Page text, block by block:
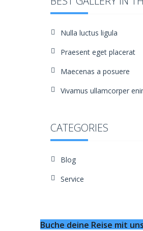
Nulla luctus ligula
Praesent eget placerat
Maecenas a posuere
Vivamus ullamcorper
CATEGORIES
Blog
Service
Buche deine Reise mit uns